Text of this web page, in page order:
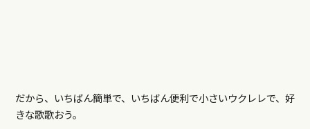
だから、いちばん簡単で、いちばん便利で小さいウクレレで、好
きな歌歌おう。